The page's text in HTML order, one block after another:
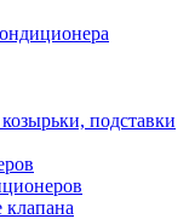
подставки
клапана